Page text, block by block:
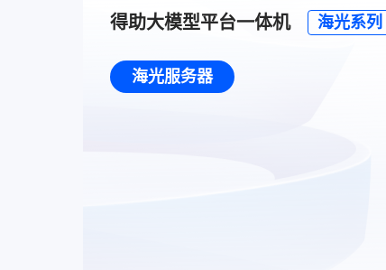
得助大模型平台一体机 海光系列
海光服务器